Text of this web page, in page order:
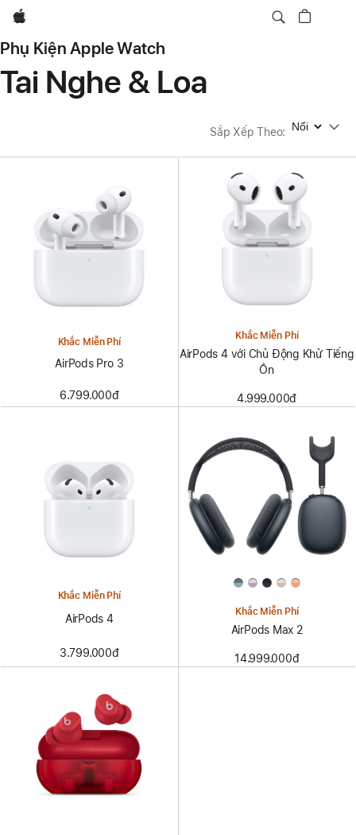
Apple
Phụ Kiện Apple Watch
Tai Nghe & Loa
Sắp Xếp Theo: Sắp Xếp Theo
Khắc Miễn Phí
AirPods Pro 3
6.799.000đ
Khắc Miễn Phí
AirPods 4 với Chủ Động Khử Tiếng
Ồn
4.999.000đ
Khắc Miễn Phí
AirPods 4
3.799.000đ
Khắc Miễn Phí
AirPods Max 2
14.999.000đ